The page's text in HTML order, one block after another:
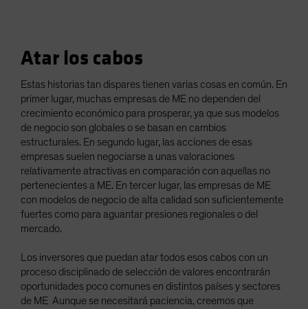
Atar los cabos
Estas historias tan dispares tienen varias cosas en común. En
primer lugar, muchas empresas de ME no dependen del
crecimiento económico para prosperar, ya que sus modelos
de negocio son globales o se basan en cambios
estructurales. En segundo lugar, las acciones de esas
empresas suelen negociarse a unas valoraciones
relativamente atractivas en comparación con aquellas no
pertenecientes a ME. En tercer lugar, las empresas de ME
con modelos de negocio de alta calidad son suficientemente
fuertes como para aguantar presiones regionales o del
mercado.
Los inversores que puedan atar todos esos cabos con un
proceso disciplinado de selección de valores encontrarán
oportunidades poco comunes en distintos países y sectores
de ME Aunque se necesitará paciencia, creemos que